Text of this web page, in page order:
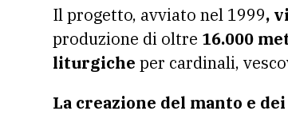
Il progetto, avviato nel 1999,
produzione di oltre 16.000
liturgiche per cardinali,
La creazione del manto e